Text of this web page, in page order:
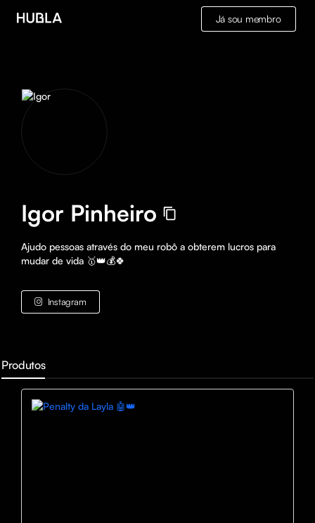
Já sou membro
Igor Pinheiro
Ajudo pessoas através do meu robô a obterem lucros para
mudar de vida 🥇👑💰🍀
Instagram
Produtos